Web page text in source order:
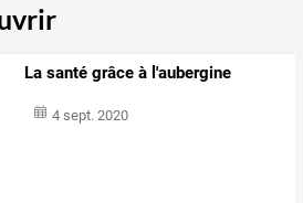
La santé grâce à l'aubergine
4 sept. 2020